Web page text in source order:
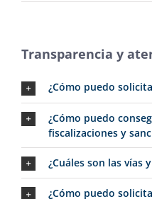
Transparencia y
¿Cómo puedo
¿Cómo puedo
fiscalizaciones y
¿Cuáles son las vías
¿Cómo puedo